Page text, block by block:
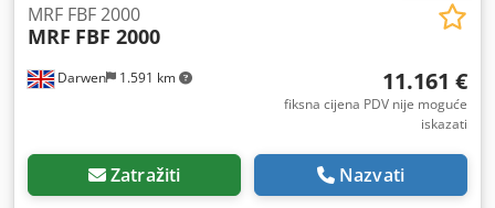
Darwen 1.591 km
MRF FBF 2000
MRF FBF 2000
11.161 €
fiksna cijena PDV nije moguće
iskazati
Zatražiti Nazvati